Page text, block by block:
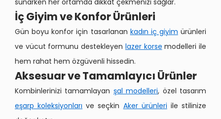
sunarken her ortamda dikkat çekmenizi sağlar.
İç Giyim ve Konfor Ürünleri
Gün boyu konfor için tasarlanan kadın iç giyim ürünleri
ve vücut formunu destekleyen lazer korse modelleri ile
hem rahat hem özgüvenli hissedin.
Aksesuar ve Tamamlayıcı Ürünler
Kombinlerinizi tamamlayan şal modelleri, özel tasarım
eşarp koleksiyonları ve seçkin Aker ürünleri ile stilinize